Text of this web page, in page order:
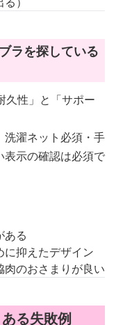
ラを探している
性」と「サポー
洗濯ネット必須・手
表示の確認は必須で
ある
に抑えたデザイン
のおさまりが良い
る失敗例